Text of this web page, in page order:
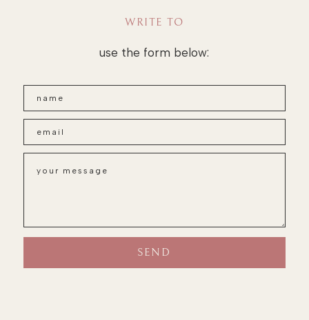
WRITE TO
use the form below: